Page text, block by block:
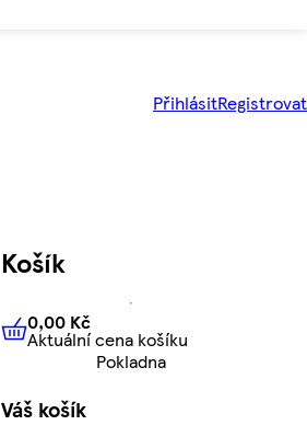
PřihlásitRegistrovat
Košík
0,00 KčAktuální cena košíku
0,00 Kč
Aktuální cena košíku
Pokladna
Váš košík